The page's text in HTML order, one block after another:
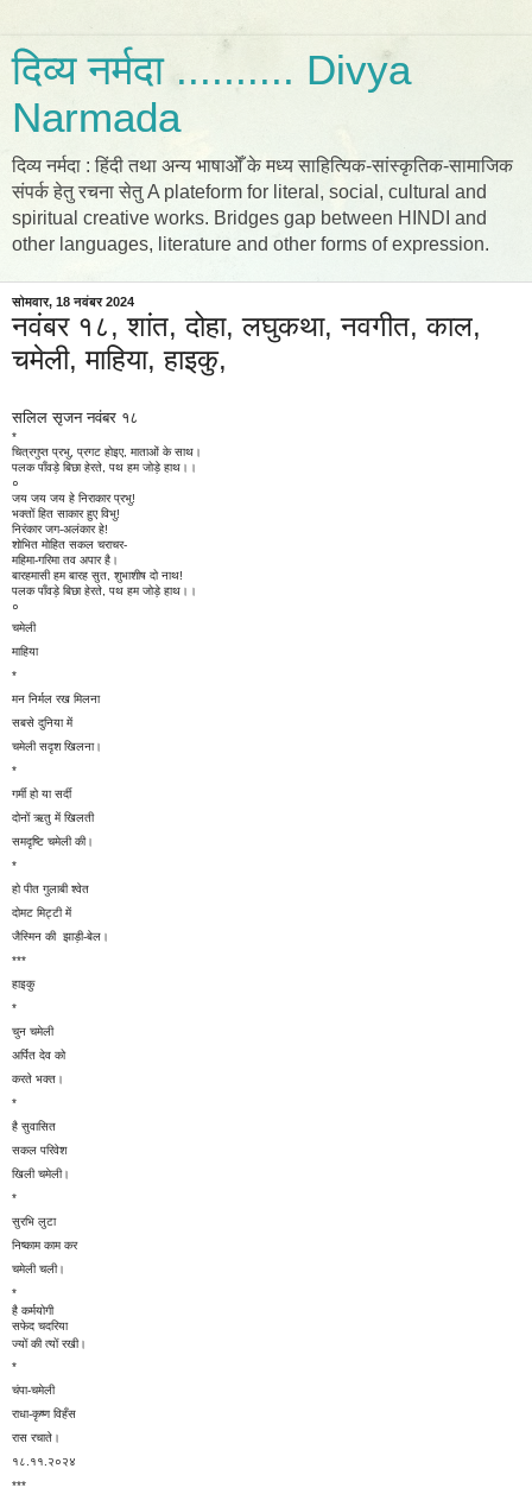
दिव्य नर्मदा .......... Divya
Narmada
दिव्य नर्मदा : हिंदी तथा अन्य भाषाओँ के मध्य साहित्यिक-सांस्कृतिक-सामाजिक
संपर्क हेतु रचना सेतु A plateform for literal, social, cultural and
spiritual creative works. Bridges gap between HINDI and
other languages, literature and other forms of expression.
सोमवार, 18 नवंबर 2024
नवंबर १८, शांत, दोहा, लघुकथा, नवगीत, काल,
चमेली, माहिया, हाइकु,
सलिल सृजन नवंबर १८
*
चित्रगुप्त प्रभु, प्रगट होइए, माताओं के साथ।
पलक पाँवड़े बिछा हेरते, पथ हम जोड़े हाथ।।
०
जय जय जय हे निराकार प्रभु!
भक्तों हित साकार हुए विभु!
निरंकार जग-अलंकार हे!
शोभित मोहित सकल चराचर-
महिमा-गरिमा तव अपार है।
बारहमासी हम बारह सुत, शुभाशीष दो नाथ!
पलक पाँवड़े बिछा हेरते, पथ हम जोड़े हाथ।।
०
चमेली
माहिया
*
मन निर्मल रख मिलना
सबसे दुनिया में
चमेली सदृश खिलना।
*
गर्मी हो या सर्दी
दोनों ऋतु में खिलती
समदृष्टि चमेली की।
*
हो पीत गुलाबी श्वेत
दोमट मिट्टी में
जैस्मिन की झाड़ी-बेल।
***
हाइकु
*
चुन चमेली
अर्पित देव को
करते भक्त।
*
है सुवासित
सकल परिवेश
खिली चमेली।
*
सुरभि लुटा
निष्काम काम कर
चमेली चली।
*
है कर्मयोगी
सफेद चदरिया
ज्यों की त्यों रखी।
*
चंपा-चमेली
राधा-कृष्ण विहँस
रास रचाते।
१८.११.२०२४
***